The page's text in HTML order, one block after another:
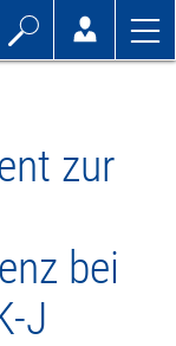
zur
bei
J